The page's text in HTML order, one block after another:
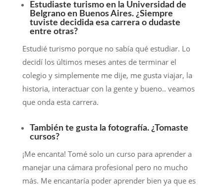
Estudiaste turismo en la Universidad de
Belgrano en Buenos Aires. ¿Siempre
tuviste decidida esa carrera o dudaste
entre otras?
Estudié turismo porque no sabía qué estudiar. Lo
decidí los últimos meses antes de terminar el
colegio y simplemente me dije, me gusta viajar, la
historia, interactuar con la gente y bueno.. veamos
que onda esta carrera.
También te gusta la fotografía. ¿Tomaste
cursos?
¡Me encanta! Tomé solo un curso para aprender a
manejar una cámara profesional pero no mucho
más. Me encantaría poder aprender bien ya que es